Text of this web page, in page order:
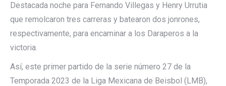
Destacada noche para Fernando Villegas y Henry Urrutia
que remolcaron tres carreras y batearon dos jonrones,
respectivamente, para encaminar a los Daraperos a la
victoria.
Así, este primer partido de la serie número 27 de la
Temporada 2023 de la Liga Mexicana de Beisbol (LMB),